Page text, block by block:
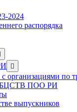
2024
распорядка
Show
sub
menu
организациями по
БЦСТВ ПОО РИ
выпускников